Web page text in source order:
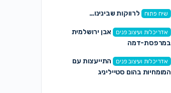
שיח פתוח לרווקות שבינינו…
אדריכלות ועיצוב פנים
אבן ירושלמית
במרפסת-דמה
אדריכלות ועיצוב פנים
התייעצות עם
המומחיות בהום סטייליניג